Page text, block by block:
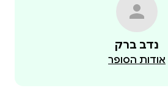
נדב ברק
אודות הסופר